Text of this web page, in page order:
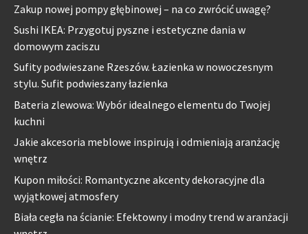
Zakup nowej pompy głębinowej – na co zwrócić uwagę?
Sushi IKEA: Przygotuj pyszne i estetyczne dania w
domowym zaciszu
Sufity podwieszane Rzeszów. Łazienka w nowoczesnym
stylu. Sufit podwieszany łazienka
Bateria zlewowa: Wybór idealnego elementu do Twojej
kuchni
Jakie akcesoria meblowe inspirują i odmieniają aranżację
wnętrz
Kupon miłości: Romantyczne akcenty dekoracyjne dla
wyjątkowej atmosfery
Biała cegła na ścianie: Efektowny i modny trend w aranżacji